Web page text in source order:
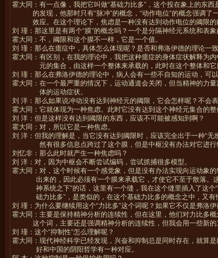
霍大同：有一点像，我把它叫做“基础力比多”，这个投在象上的东
的发现，他那时只有“脉冲”的概念，“动作电位”的概念强调
效应。在这个理论下，焦虑是一种没有达到动作电位的阈限
刘 瑾：那这里是有两个“膜”的概念吗？一个是分隔神经元系统和表
霍大同：不，阈限和这个膜不一样，它是一个值。
刘 瑾：那么在癔症中，具体怎么体现呢？是否和弗洛伊德的理论一
霍大同：有区别，在我的理论中，我把这种癔症的身体症状解释为
元的集合，由这样一个整体来承载的，此时在这个整体和
刘 瑾：那么在弗洛伊德的理论中，病人会有一些不自知的运动，可
霍大同：在一个最严重的情况下，运动通道会关闭，但当精神的力
体的运动症状。
刘 洋：那么如果说冲动没有达到神经元的阈限，它会怎样呢？不会
霍大同：它就体现为一种焦虑。此时它没有达到这个神经元集合的
刘 洋：但是这样没有达到阈限的东西，应该不可能被感知到啊？
霍大同：对，所以它是一种焦虑。
刘 洋：但我的理解是，当它没有达到阈限时，应该完全出于一种“
然有很多信息点跨过了这个膜，但是中枢没有办法对它进
刘忆非：那么此时就产生一种焦虑吗？
刘 洋：对，因为中枢会不断尝试编码，尝试抓捕很多模型。
霍大同：对，这个时候有一个感觉象，但是没有办法实现向运动象
出来的，因此必须有一个膜来承载它，才使它不至于散落
神系统之下”的话，这里有一个缝，我在这个缝里插入了这个
础力比多”，是类似的，在这个基础力比多的概念之中，又有
刘 瑾：为什么要继续用这个“力比多”这个词呢？如果它不仅是弗洛
霍大同：主要是保持精神分析的连续性，但在这里，他们对力比多
这个词，主要还是强调精神分析的连续性，但我会用一些新
刘 瑾：这个“抑制性”怎么理解呢？
霍大同：现代神经科学已经发现，兴奋和抑制总是同时存在，就算
好和中国的阴阳哲学有一种对应。